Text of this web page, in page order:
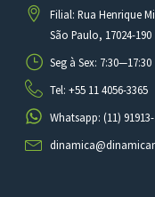
Filial: Rua Henrique
São Paulo, 17024-190
Seg à Sex: 7:30—17:30
Tel: +55 11 4056-3365
Whatsapp: (11)